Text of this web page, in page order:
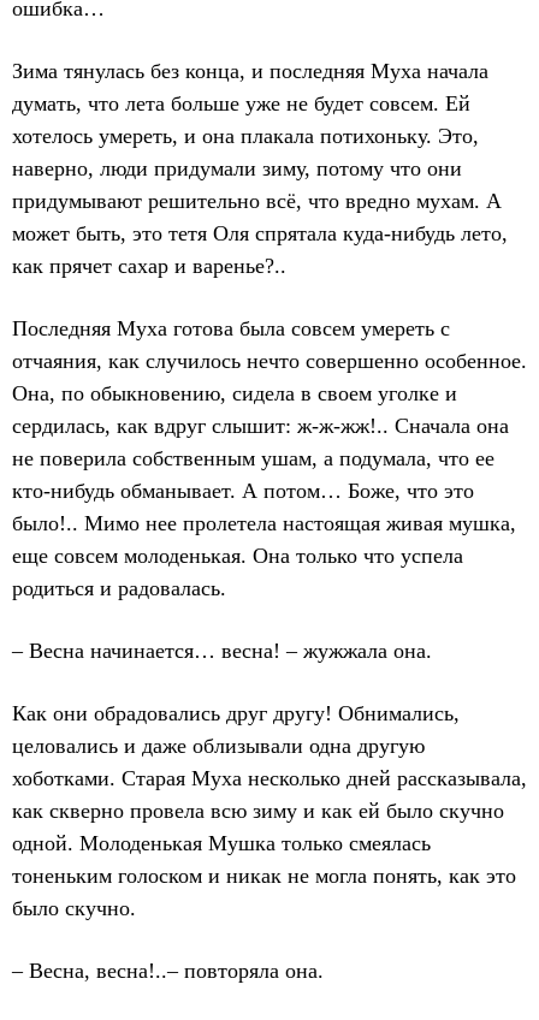
ошибка…
Зима тянулась без конца, и последняя Муха начала
думать, что лета больше уже не будет совсем. Ей
хотелось умереть, и она плакала потихоньку. Это,
наверно, люди придумали зиму, потому что они
придумывают решительно всё, что вредно мухам. А
может быть, это тетя Оля спрятала куда-нибудь лето,
как прячет сахар и варенье?..
Последняя Муха готова была совсем умереть с
отчаяния, как случилось нечто совершенно особенное.
Она, по обыкновению, сидела в своем уголке и
сердилась, как вдруг слышит: ж-ж-жж!.. Сначала она
не поверила собственным ушам, а подумала, что ее
кто-нибудь обманывает. А потом… Боже, что это
было!.. Мимо нее пролетела настоящая живая мушка,
еще совсем молоденькая. Она только что успела
родиться и радовалась.
– Весна начинается… весна! – жужжала она.
Как они обрадовались друг другу! Обнимались,
целовались и даже облизывали одна другую
хоботками. Старая Муха несколько дней рассказывала,
как скверно провела всю зиму и как ей было скучно
одной. Молоденькая Мушка только смеялась
тоненьким голоском и никак не могла понять, как это
было скучно.
– Весна, весна!..– повторяла она.